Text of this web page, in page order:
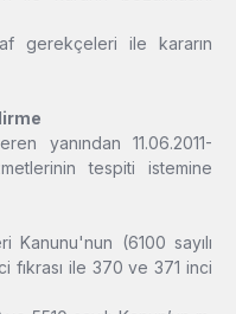
gerekçeleri ile kararın
yanından 11.06.2011-
tespiti istemine
Kanunu'nun (6100 sayılı
fıkrası ile 370 ve 371 inci